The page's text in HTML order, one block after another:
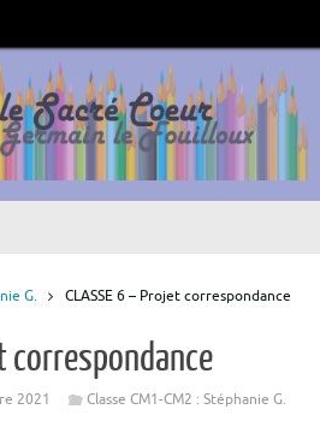
G. CLASSE 6 – Projet correspondance
correspondance
2021 Classe CM1-CM2 : Stéphanie G.